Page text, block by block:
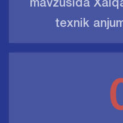
mavzusida
texnik